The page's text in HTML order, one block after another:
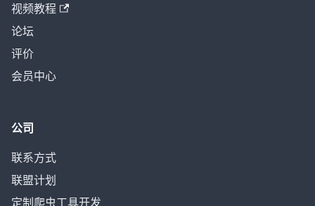
视频教程
论坛
评价
会员中心
公司
联系方式
联盟计划
定制爬虫工具开发